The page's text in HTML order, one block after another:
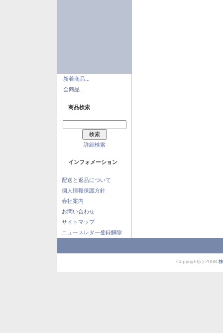
新着商品...
全商品...
商品検索
詳細検索
インフォメーション
配送と返品について
個人情報保護方針
会社案内
お問い合わせ
サイトマップ
ニュースレター登録解除
Copyright(c) 2008